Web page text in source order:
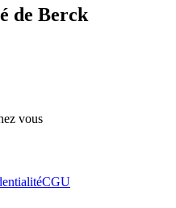
de Berck
vous
CGU